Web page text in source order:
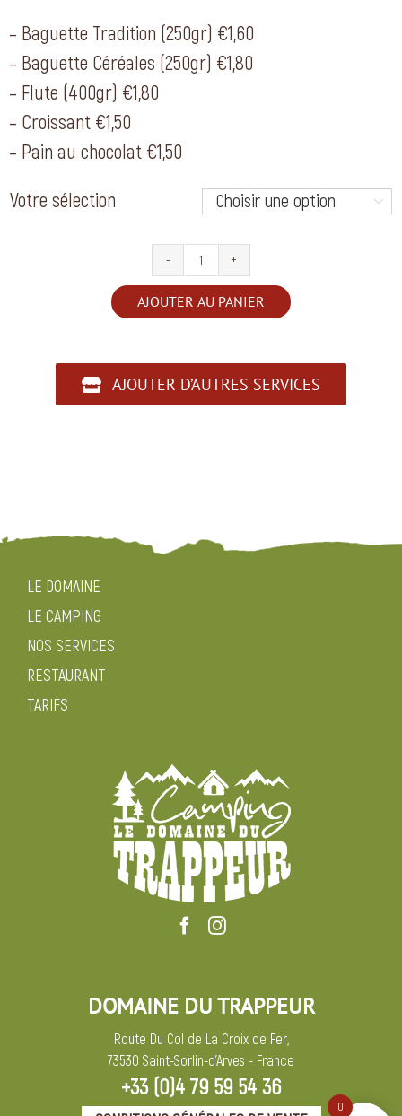
– Baguette Tradition (250gr) €1,60
– Baguette Céréales (250gr) €1,80
– Flute (400gr) €1,80
– Croissant €1,50
– Pain au chocolat €1,50
Votre sélection

quantité
de
&
Viennoiseries
AJOUTER AU PANIER
AJOUTER D’AUTRES SERVICES
LE DOMAINE
LE CAMPING
NOS SERVICES
RESTAURANT
TARIFS
DOMAINE DU TRAPPEUR
Route Du Col de La Croix de Fer,
73530 Saint-Sorlin-d’Arves - France
+33 (0)4 79 59 54 36
0